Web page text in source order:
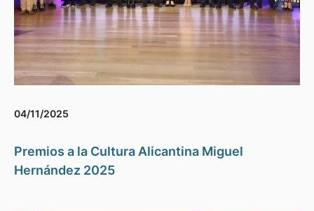
04/11/2025
Premios a la Cultura Alicantina Miguel
Hernández 2025